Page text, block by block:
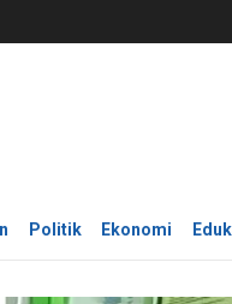
Politik Ekonomi